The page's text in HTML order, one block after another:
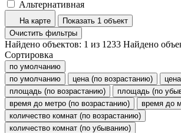
Альтернативная
На карте
Показать 1 объект
Очистить фильтры
Найдено объектов: 1 из 1233 Найдено
Сортировка
по умолчанию
по умолчанию
цена (по возрастанию)
площадь (по возрастанию)
площадь (по
время до метро (по возрастанию)
время до
количество комнат (по возрастанию)
количество комнат (по убыванию)